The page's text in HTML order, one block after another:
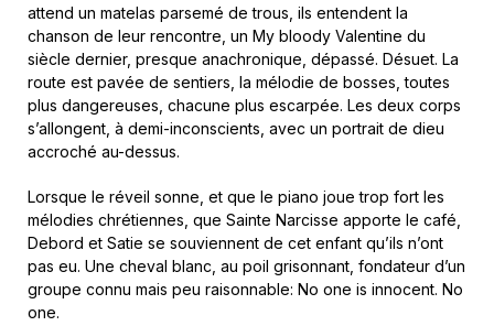
attend un matelas parsemé de trous, ils entendent la
chanson de leur rencontre, un My bloody Valentine du
siècle dernier, presque anachronique, dépassé. Désuet. La
route est pavée de sentiers, la mélodie de bosses, toutes
plus dangereuses, chacune plus escarpée. Les deux corps
s’allongent, à demi-inconscients, avec un portrait de dieu
accroché au-dessus.
Lorsque le réveil sonne, et que le piano joue trop fort les
mélodies chrétiennes, que Sainte Narcisse apporte le café,
Debord et Satie se souviennent de cet enfant qu’ils n’ont
pas eu. Une cheval blanc, au poil grisonnant, fondateur d’un
groupe connu mais peu raisonnable: No one is innocent. No
one.